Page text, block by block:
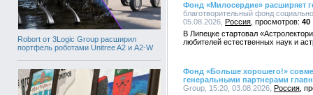
Robort от 3Logic Group расширил
портфель роботами Unitree A2 и A2-W
Фонд «Милосердие» расширяет
благотворительный фонд
05.08.2026, Россия
40
В Липецке стартовал
любителей естественных наук и
Фонд «Больше хорошего!»
генеральными партнерами
Group, 15:20, 03.08.2026, Россия